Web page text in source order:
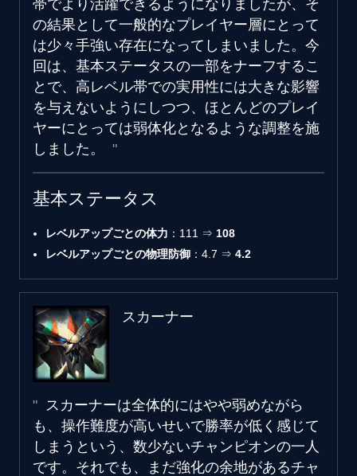
帯でより活躍できるようになりましたが、そ
の結果として一般的なプレイヤー層にとって
は少々手強い存在になってしまいました。今
回は、基本ステータスの一部をナーフするこ
とで、高レベル帯での実用性には大きな影響
を与えないようにしつつ、ほとんどのプレイ
ヤーにとっては弱体化となるような調整を施
しました。
基本ステータス
レベルアップごとの体力 ：111 ⇒ 108
レベルアップごとの物理防御 ：4.7 ⇒ 4.2
スカーナー
スカーナーは全体的にはやや弱めながら
も、操作難度が高いせいで勝率が低く感じて
しまうという、数少ないチャンピオンの一人
です。それでも、まだ強化の余地があるチャ